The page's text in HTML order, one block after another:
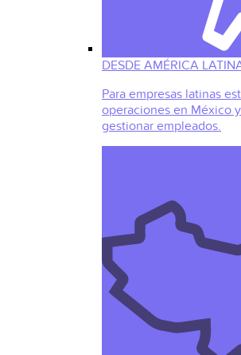
DESDE AMÉRICA
Para empresas latinas
operaciones en México
gestionar empleados.